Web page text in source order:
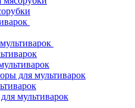
для мультиварок
мультиварок